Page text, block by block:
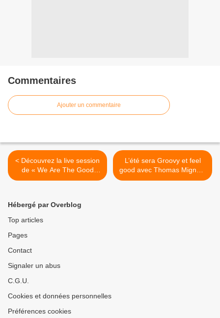
Commentaires
Ajouter un commentaire
< Découvrez la live session
de « We Are The Good
People » de III Vagues !
L’été sera Groovy et feel
good avec Thomas Mignot !
>
Hébergé par Overblog
Top articles
Pages
Contact
Signaler un abus
C.G.U.
Cookies et données personnelles
Préférences cookies